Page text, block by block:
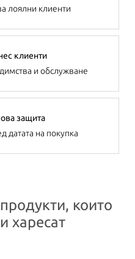
лоялни клиенти
клиенти
и обслужване
защита
датата на покупка
които
харесат